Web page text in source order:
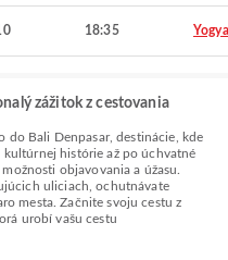
18:35
zážitok z cestovania
do Bali Denpasar, destinácie, kde
histórie až po úchvatné
objavovania a úžasu.
uliciach, ochutnávate
mesta. Začnite svoju cestu z
urobí vašu cestu